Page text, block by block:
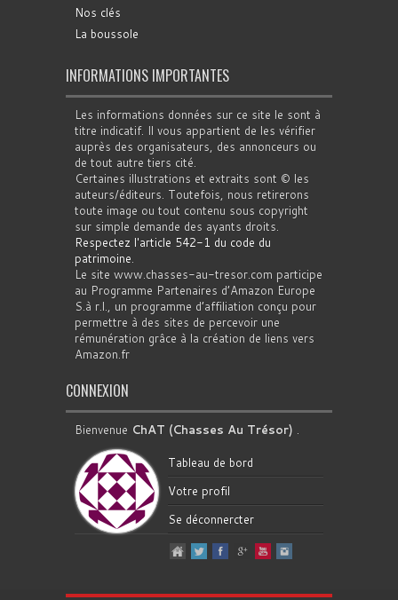
Nos clés
La boussole
INFORMATIONS IMPORTANTES
Les informations données sur ce site le sont à
titre indicatif. Il vous appartient de les vérifier
auprès des organisateurs, des annonceurs ou
de tout autre tiers cité.
Certaines illustrations et extraits sont © les
auteurs/éditeurs. Toutefois, nous retirerons
toute image ou tout contenu sous copyright
sur simple demande des ayants droits.
Respectez l'article 542-1 du code du
patrimoine.
Le site www.chasses-au-tresor.com participe
au Programme Partenaires d’Amazon Europe
S.à r.l., un programme d’affiliation conçu pour
permettre à des sites de percevoir une
rémunération grâce à la création de liens vers
Amazon.fr
CONNEXION
Bienvenue ChAT (Chasses Au Trésor) .
Tableau de bord
Votre profil
Se déconnercter